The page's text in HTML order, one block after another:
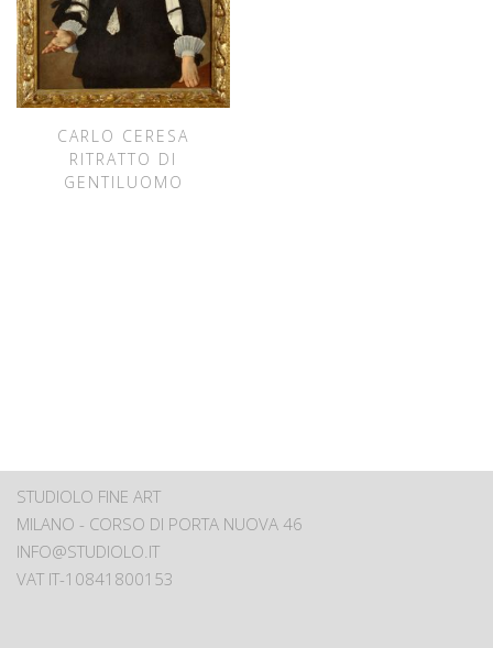
CARLO CERESA
RITRATTO DI
GENTILUOMO
STUDIOLO FINE ART
MILANO - CORSO DI PORTA NUOVA 46
INFO@STUDIOLO.IT
VAT IT-10841800153